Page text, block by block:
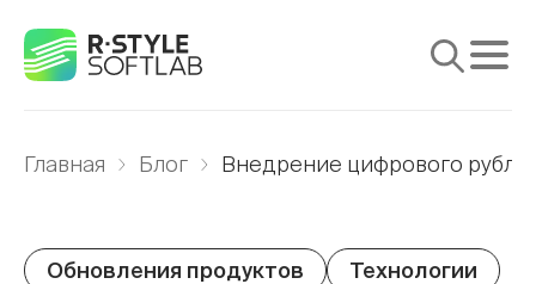
Решения
Главная Блог Внедрение цифрового рубля
Обновления продуктов
Технологии